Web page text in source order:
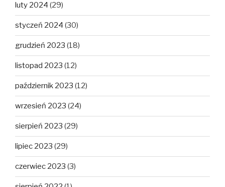
luty 2024 (29)
styczeń 2024 (30)
grudzień 2023 (18)
listopad 2023 (12)
październik 2023 (12)
wrzesień 2023 (24)
sierpień 2023 (29)
lipiec 2023 (29)
czerwiec 2023 (3)